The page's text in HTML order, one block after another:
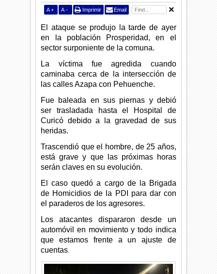
A + A - Imprimir Email
El ataque se produjo la tarde de ayer
en la población Prosperidad, en el
sector surponiente de la comuna.
La víctima fue agredida cuando
caminaba cerca de la intersección de
las calles Azapa con Pehuenche.
Fue baleada en sus piernas y debió
ser trasladada hasta el Hospital de
Curicó debido a la gravedad de sus
heridas.
Trascendió que el hombre, de 25 años,
está grave y que las próximas horas
serán claves en su evolución.
El caso quedó a cargo de la Brigada
de Homicidios de la PDI para dar con
el paraderos de los agresores.
Los atacantes dispararon desde un
automóvil en movimiento y todo indica
que estamos frente a un ajuste de
cuentas